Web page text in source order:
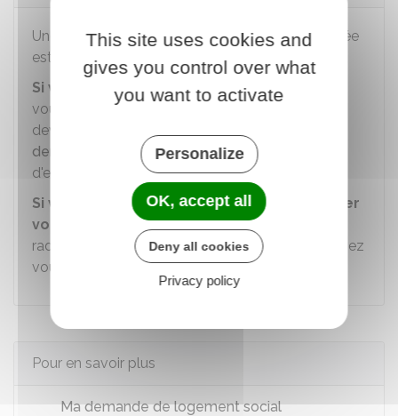
Une demande de logement social non renouvelée
est automatiquement annulée.
Si votre demande a été annulée, mais que
vous souhaitez obtenir un logement social, vous
devez
demande
. Un nouveau numéro unique
d'enregistrement vous sera attribué.
Si vous étiez dans l'incapacité de renouveler
votre demande, vous pouvez contester la
radiation de votre demande. Pour cela, vous devez
vous rendre dans unguichet enregistreur
Pour en savoir plus
Ma demande de logement social
This site uses cookies and
gives you control over what
you want to activate
Personalize
OK, accept all
Deny all cookies
Privacy policy